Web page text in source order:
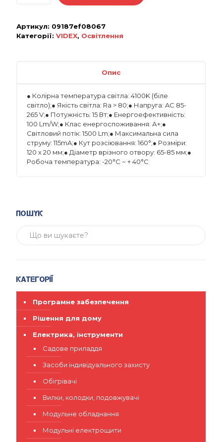
Артикул: 09187ef08067
Категорії: VIDEX, Освітлення
Опис
● Колірна температура світла: 4100K (біле
світло);● Якість світла: Ra > 80;● Напруга: AC 85-
265 V;● Потужність: 15 Вт;● Енергоефективність:
100 Lm/W;● Клас енергоспоживання: А+;●
Світловий потік: 1500 Lm;● Максимальна сила
струму: 115mA;● Кут розсіювання: 160°;● Розміри:
120 x 20 мм;● Діаметр врізного отвору: 65-85 мм;●
Робоча температура: -20°C ~ + 40°С
Пошук
Категорії
Програмне забезпечення
Рішення для дому
Електрика, інструменти
Садове приладдя
Засоби індивідуального захисту
Обігрівачі
Вилки, колодки, подовжувачі
Модульне обладнання
Модульні електрощити